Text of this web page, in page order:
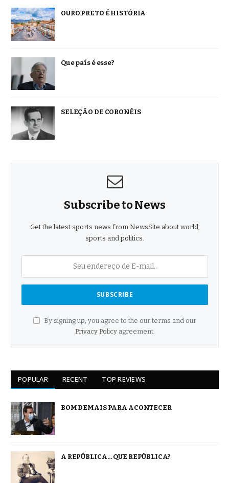
OURO PRETO É HISTÓRIA
Que país é esse?
SELEÇÃO DE CORONÉIS
Subscribe to News
Get the latest sports news from NewsSite about world,
sports and politics.
By signing up, you agree to the our terms and our
Privacy Policyagreement.
POPULAR RECENT TOP REVIEWS
BOM DEMAIS PARA ACONTECER
A REPÚBLICA… QUE REPÚBLICA?